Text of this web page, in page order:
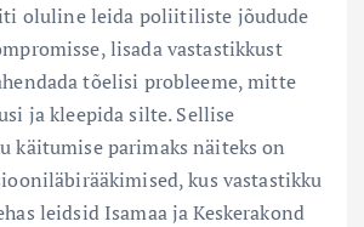
oluline leida poliitiliste jõudude
lisada vastastikkust
tõelisi probleeme, mitte
ja kleepida silte. Sellise
käitumise parimaks näiteks on
kus vastastikku
leidsid Isamaa ja Keskerakond